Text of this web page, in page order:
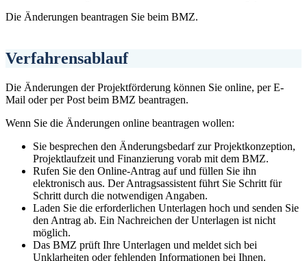
Die Änderungen beantragen Sie beim BMZ.
Verfahrensablauf
Die Änderungen der Projektförderung können Sie online, per E-
Mail oder per Post beim BMZ beantragen.
Wenn Sie die Änderungen online beantragen wollen:
Sie besprechen den Änderungsbedarf zur Projektkonzeption,
Projektlaufzeit und Finanzierung vorab mit dem BMZ.
Rufen Sie den Online-Antrag auf und füllen Sie ihn
elektronisch aus. Der Antragsassistent führt Sie Schritt für
Schritt durch die notwendigen Angaben.
Laden Sie die erforderlichen Unterlagen hoch und senden Sie
den Antrag ab. Ein Nachreichen der Unterlagen ist nicht
möglich.
Das BMZ prüft Ihre Unterlagen und meldet sich bei
Unklarheiten oder fehlenden Informationen bei Ihnen.